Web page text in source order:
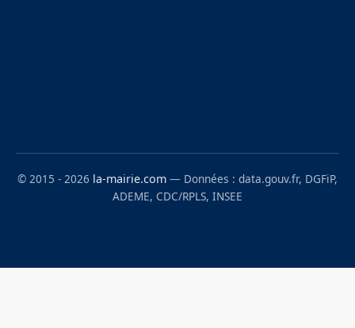
© 2015 - 2026 la-mairie.com — Données : data.gouv.fr, DGFiP,
ADEME, CDC/RPLS, INSEE